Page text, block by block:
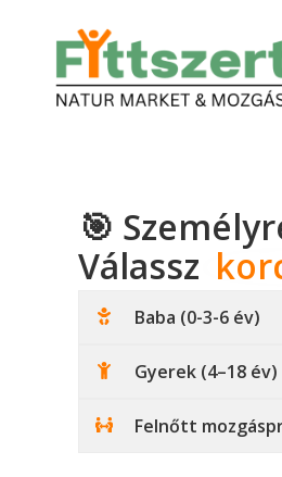
🎯
Válassz
Baba (0-3-6 év)
Gyerek (4–18 év)
Felnőtt